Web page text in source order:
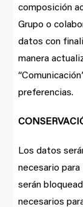
composición
Grupo o
datos con
manera
preferencias.
Los datos
necesario
serán
necesarios